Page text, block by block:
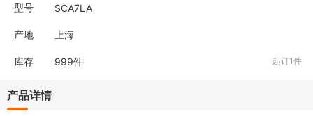
型号 SCA7LA
产地 上海
库存 999件 起订1件
产品详情